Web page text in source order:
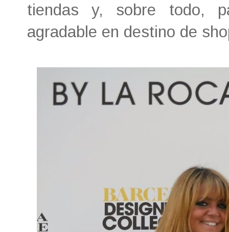
tiendas y, sobre todo,
agradable en destino de